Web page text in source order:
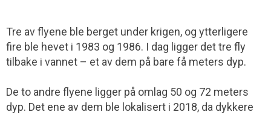
Tre av flyene ble berget under krigen, og ytterligere
fire ble hevet i 1983 og 1986. I dag ligger det tre fly
tilbake i vannet – et av dem på bare få meters dyp.
De to andre flyene ligger på omlag 50 og 72 meters
dyp. Det ene av dem ble lokalisert i 2018, da dykkere